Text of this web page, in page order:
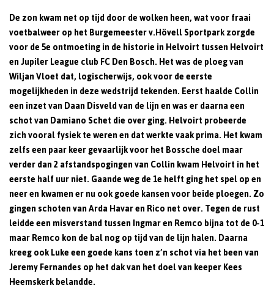
De zon kwam net op tijd door de wolken heen, wat voor fraai
voetbalweer op het Burgemeester v.Hövell Sportpark zorgde
voor de 5e ontmoeting in de historie in Helvoirt tussen Helvoirt
en Jupiler League club FC Den Bosch. Het was de ploeg van
Wiljan Vloet dat, logischerwijs, ook voor de eerste
mogelijkheden in deze wedstrijd tekenden. Eerst haalde Collin
een inzet van Daan Disveld van de lijn en was er daarna een
schot van Damiano Schet die over ging. Helvoirt probeerde
zich vooral fysiek te weren en dat werkte vaak prima. Het kwam
zelfs een paar keer gevaarlijk voor het Bossche doel maar
verder dan 2 afstandspogingen van Collin kwam Helvoirt in het
eerste half uur niet. Gaande weg de 1e helft ging het spel op en
neer en kwamen er nu ook goede kansen voor beide ploegen. Zo
gingen schoten van Arda Havar en Rico net over. Tegen de rust
leidde een misverstand tussen Ingmar en Remco bijna tot de 0-1
maar Remco kon de bal nog op tijd van de lijn halen. Daarna
kreeg ook Luke een goede kans toen z’n schot via het been van
Jeremy Fernandes op het dak van het doel van keeper Kees
Heemskerk belandde.